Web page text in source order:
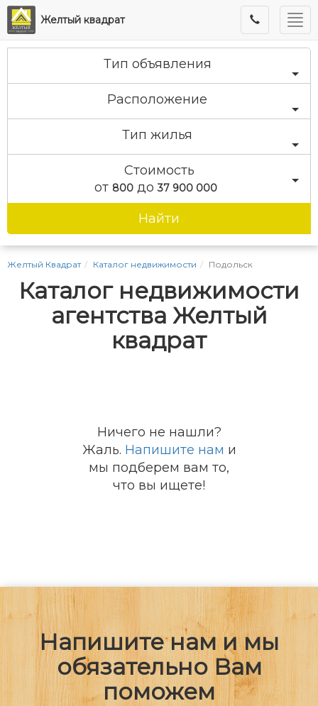
Желтый квадрат
Тип объявления
Расположение
Тип жилья
Стоимость
от 800 до37 900 000
Найти
Желтый Квадрат Каталог недвижимости Подольск
Каталог недвижимости
агентства Желтый
квадрат
Ничего не нашли?
Жаль. Напишите нам и
мы подберем вам то,
что вы ищете!
Напишите нам и мы
обязательно Вам
поможем